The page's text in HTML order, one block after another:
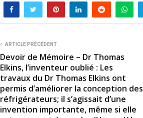
ARTICLE PRÉCÉDENT
Devoir de Mémoire – Dr Thomas
Elkins, l’inventeur oublié : Les
travaux du Dr Thomas Elkins ont
permis d’améliorer la conception des
réfrigérateurs; il s’agissait d’une
invention importante, même si elle